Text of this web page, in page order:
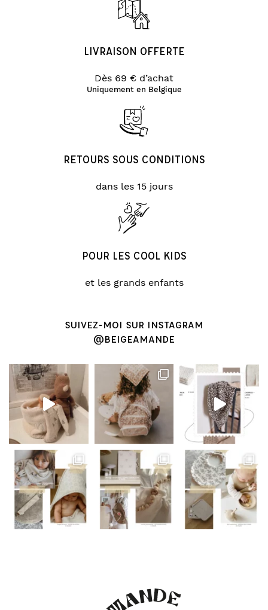
LIVRAISON OFFERTE
Dès 69 € d’achat
Uniquement en Belgique
RETOURS SOUS CONDITIONS
dans les 15 jours
POUR LES COOL KIDS
et les grands enfants
SUIVEZ-MOI SUR INSTAGRAM
@BEIGEAMANDE